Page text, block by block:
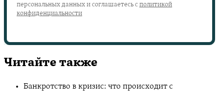
персональных данных и соглашаетесь с политикой
конфиденциальности
Читайте также
Банкротство в кризис: что происходит с